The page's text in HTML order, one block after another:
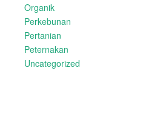
Organik
Perkebunan
Pertanian
Peternakan
Uncategorized